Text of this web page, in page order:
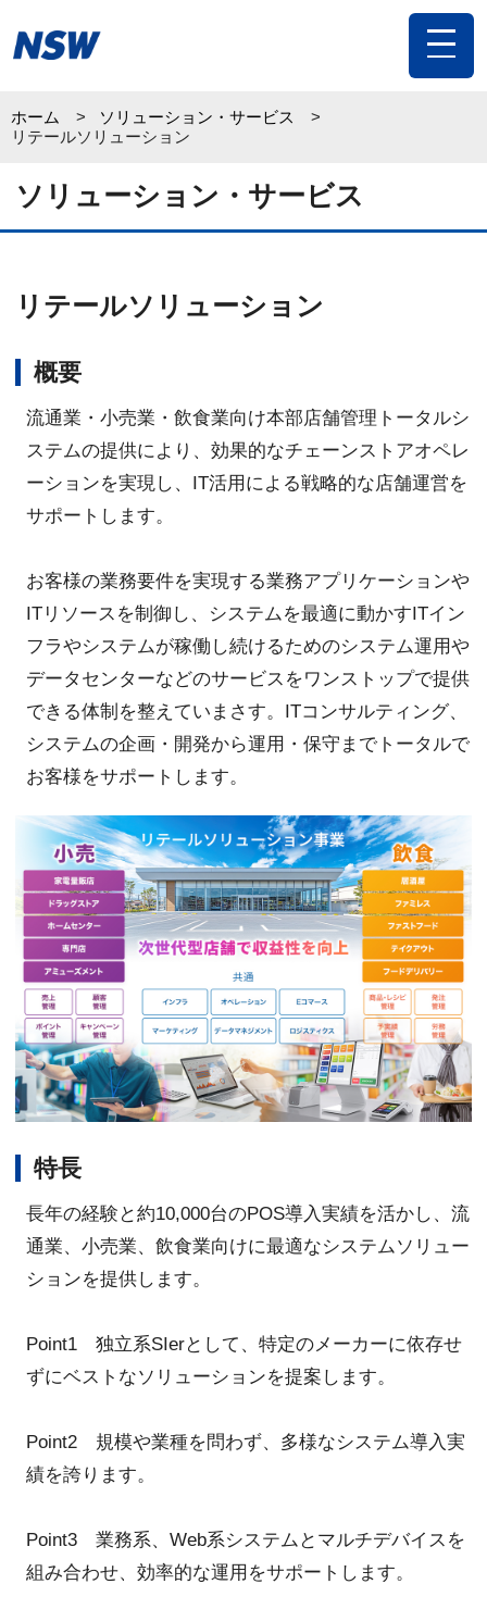
toggle
ホーム
ソリューション・サービス
リテールソリューション
ソリューション・サービス
リテールソリューション
概要
流通業・小売業・飲食業向け本部店舗管理トータルシ
ステムの提供により、効果的なチェーンストアオペレ
ーションを実現し、IT活用による戦略的な店舗運営を
サポートします。
お客様の業務要件を実現する業務アプリケーションや
ITリソースを制御し、システムを最適に動かすITイン
フラやシステムが稼働し続けるためのシステム運用や
データセンターなどのサービスをワンストップで提供
できる体制を整えていまさす。ITコンサルティング、
システムの企画・開発から運用・保守までトータルで
お客様をサポートします。
特長
長年の経験と約10,000台のPOS導入実績を活かし、流
通業、小売業、飲食業向けに最適なシステムソリュー
ションを提供します。
Point1 独立系SIerとして、特定のメーカーに依存せ
ずにベストなソリューションを提案します。
Point2 規模や業種を問わず、多様なシステム導入実
績を誇ります。
Point3 業務系、Web系システムとマルチデバイスを
組み合わせ、効率的な運用をサポートします。